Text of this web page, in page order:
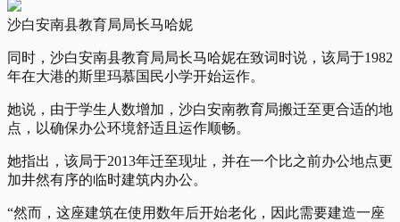
沙白安南县教育局局长马哈妮
同时，沙白安南县教育局局长马哈妮在致词时说，该局于1982
年在大港的斯里玛慕国民小学开始运作。
她说，由于学生人数增加，沙白安南教育局搬迁至更合适的地
点，以确保办公环境舒适且运作顺畅。
她指出，该局于2013年迁至现址，并在一个比之前办公地点更
加井然有序的临时建筑内办公。
“然而，这座建筑在使用数年后开始老化，因此需要建造一座